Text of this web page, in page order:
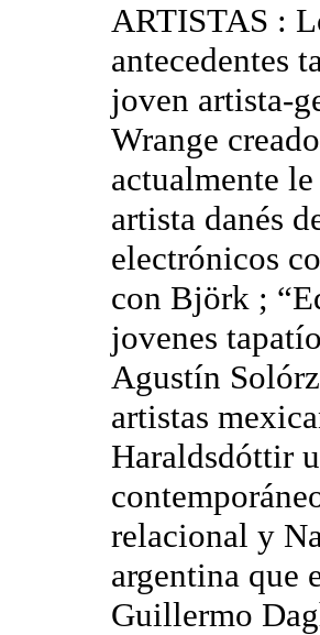
ARTISTAS :
antecedentes
joven artista-
Wrange
actualmente
artista danés
electrónicos
con Björk ;
jovenes
Agustín
artistas
Haraldsdóttir
relacional y
argentina que
Guillermo